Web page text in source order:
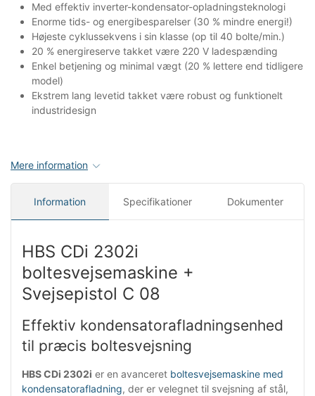
Med effektiv inverter-kondensator-opladningsteknologi
Enorme tids- og energibesparelser (30 % mindre energi!)
Højeste cyklussekvens i sin klasse (op til 40 bolte/min.)
20 % energireserve takket være 220 V ladespænding
Enkel betjening og minimal vægt (20 % lettere end tidligere
model)
Ekstrem lang levetid takket være robust og funktionelt
industridesign
Mere information
Information Specifikationer Dokumenter
HBS CDi 2302i
boltesvejsemaskine +
Svejsepistol C 08
Effektiv kondensatorafladningsenhed
til præcis boltesvejsning
HBS CDi 2302i er en avanceret boltesvejsemaskine med
kondensatorafladning, der er velegnet til svejsning af stål,